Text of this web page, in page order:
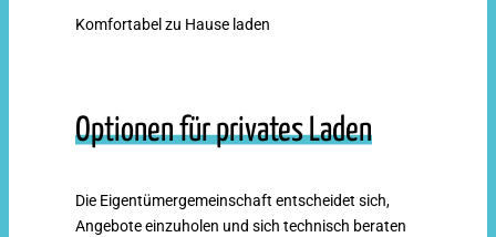
Komfortabel zu Hause laden
Optionen für privates Laden
Die Eigentümergemeinschaft entscheidet sich,
Angebote einzuholen und sich technisch beraten